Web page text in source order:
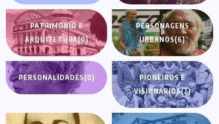
PATRIMÔNIO E
ARQUITETURA(0)
PERSONAGENS
URBANOS(6)
PERSONALIDADES(0)
PIONEIROS E
VISIONÁRIOS(2)